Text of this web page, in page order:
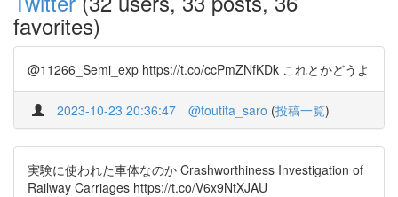
favorites)
@11266_Semi_exp https://t.co/ccPmZNfKDk これとかどうよ
2023-10-23 20:36:47 @toutita_saro (投稿一覧)
実験に使われた車体なのか Crashworthiness Investigation of
Railway Carriages https://t.co/V6x9NtXJAU